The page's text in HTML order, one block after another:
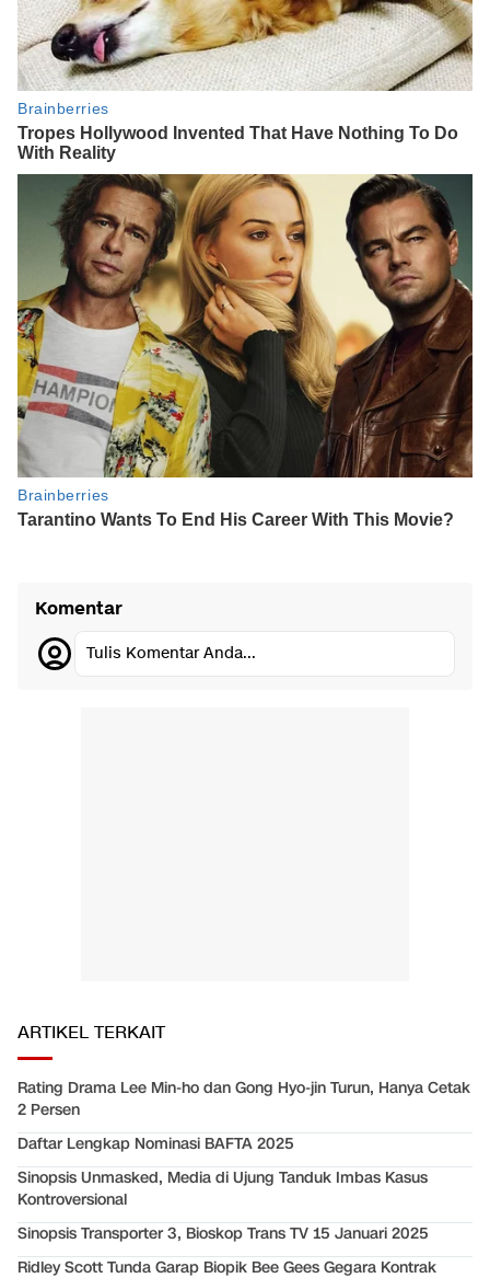
Komentar
Tulis Komentar Anda...
ARTIKEL TERKAIT
Rating Drama Lee Min-ho dan Gong Hyo-jin Turun, Hanya Cetak
2 Persen
Daftar Lengkap Nominasi BAFTA 2025
Sinopsis Unmasked, Media di Ujung Tanduk Imbas Kasus
Kontroversional
Sinopsis Transporter 3, Bioskop Trans TV 15 Januari 2025
Ridley Scott Tunda Garap Biopik Bee Gees Gegara Kontrak